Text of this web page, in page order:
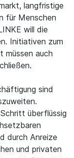
langfristige
für Menschen
will die
Initiativen zum
müssen auch
sind
überflüssig
durch Anreize
und privaten